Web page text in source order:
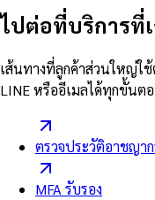
ไปต่อที่บริการที่
เส้นทางที่ลูกค้าส่วนใหญ่ใ
LINE หรืออีเมลได้ทุกขั้นต
ตรวจประวัติอาชญา
MFA รับรอง